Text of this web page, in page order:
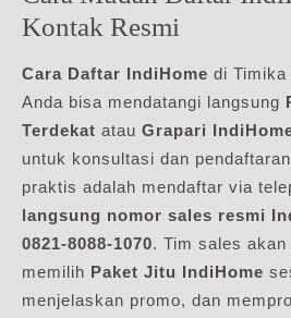
Kontak Resmi
Cara Daftar IndiHome di
Anda bisa mendatangi langsung
Terdekat atau Grapari
untuk konsultasi dan
praktis adalah mendaftar via
langsung nomor sales resmi
0821-8088-1070. Tim sales akan
memilih Paket Jitu IndiHome
menjelaskan promo, dan